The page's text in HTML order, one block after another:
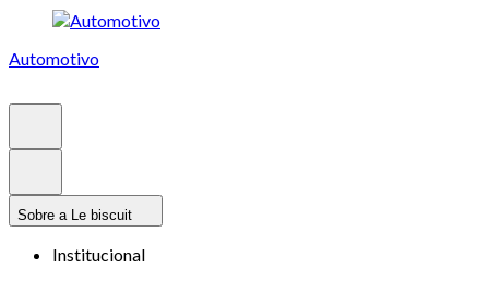
Automotivo
Sobre a Le biscuit
Institucional